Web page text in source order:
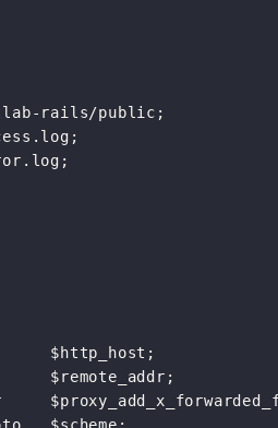
rails/public;
$http_host;
$remote_addr;
$scheme;